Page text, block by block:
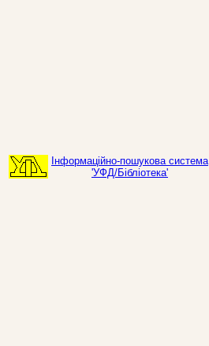
Інформаційно-пошукова система
'УФД/Бібліотека'